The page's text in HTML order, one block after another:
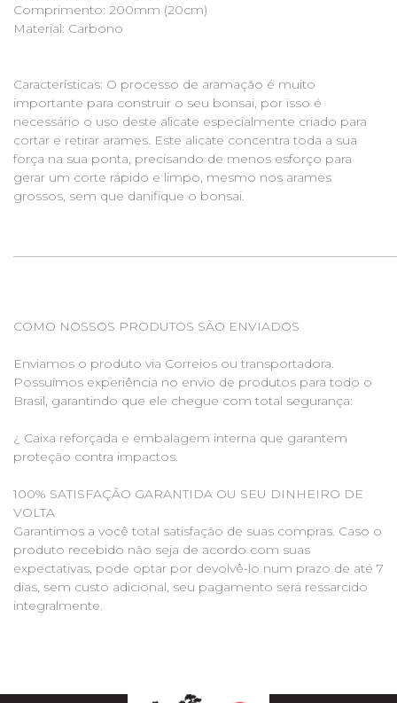
Comprimento: 200mm (20cm)
Material: Carbono
Características: O processo de aramação é muito
importante para construir o seu bonsai, por isso é
necessário o uso deste alicate especialmente criado para
cortar e retirar arames. Este alicate concentra toda a sua
força na sua ponta, precisando de menos esforço para
gerar um corte rápido e limpo, mesmo nos arames
grossos, sem que danifique o bonsai.
COMO NOSSOS PRODUTOS SÃO ENVIADOS
Enviamos o produto via Correios ou transportadora.
Possuímos experiência no envio de produtos para todo o
Brasil, garantindo que ele chegue com total segurança:
¿ Caixa reforçada e embalagem interna que garantem
proteção contra impactos.
100% SATISFAÇÃO GARANTIDA OU SEU DINHEIRO DE
VOLTA
Garantimos a você total satisfação de suas compras. Caso o
produto recebido não seja de acordo com suas
expectativas, pode optar por devolvê-lo num prazo de até 7
dias, sem custo adicional, seu pagamento será ressarcido
integralmente.